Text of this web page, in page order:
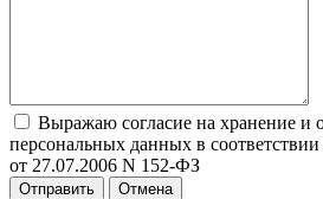
Выражаю согласие на хранение и
персональных данных в
от 27.07.2006 N 152-ФЗ
Отправить Отмена